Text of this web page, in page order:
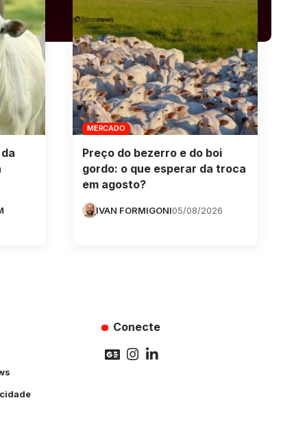
MERCADO
Preço do bezerro e do boi
gordo: o que esperar da troca
em agosto?
IVAN FORMIGONI05/08/2026
Conecte